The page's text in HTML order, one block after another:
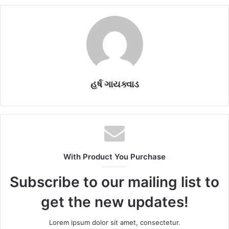
હર્ષ ગાયક્વાડ
With Product You Purchase
Subscribe to our mailing list to
get the new updates!
Lorem ipsum dolor sit amet, consectetur.